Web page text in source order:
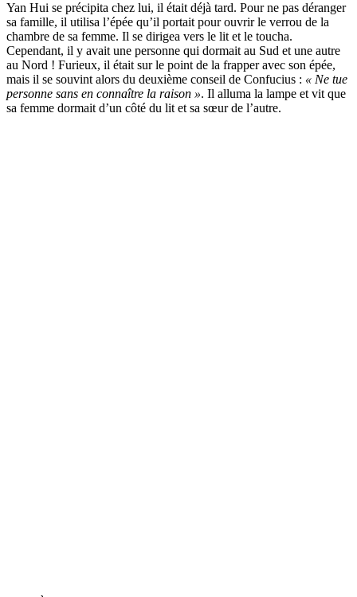
Yan Hui se précipita chez lui, il était déjà tard. Pour ne pas déranger
sa famille, il utilisa l’épée qu’il portait pour ouvrir le verrou de la
chambre de sa femme. Il se dirigea vers le lit et le toucha.
Cependant, il y avait une personne qui dormait au Sud et une autre
au Nord ! Furieux, il était sur le point de la frapper avec son épée,
mais il se souvint alors du deuxième conseil de Confucius : « Ne tue
personne sans en connaître la raison ». Il alluma la lampe et vit que
sa femme dormait d’un côté du lit et sa sœur de l’autre.